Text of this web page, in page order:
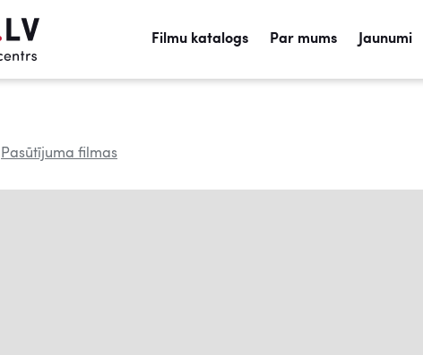
Filmu katalogs Par mums Jaunumi
Pasūtījuma filmas